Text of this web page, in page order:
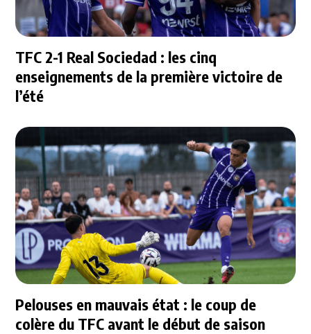
TFC 2-1 Real Sociedad : les cinq
enseignements de la première victoire de
l’été
Pelouses en mauvais état : le coup de
colère du TFC avant le début de saison